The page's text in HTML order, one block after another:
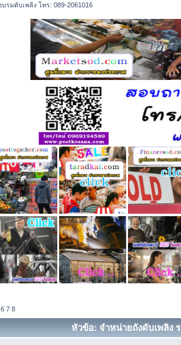
รมดับเพลิง โทร: 089-2061016
6 7 8
หัวข้อ: จำหน่ายถังดับเพลิง